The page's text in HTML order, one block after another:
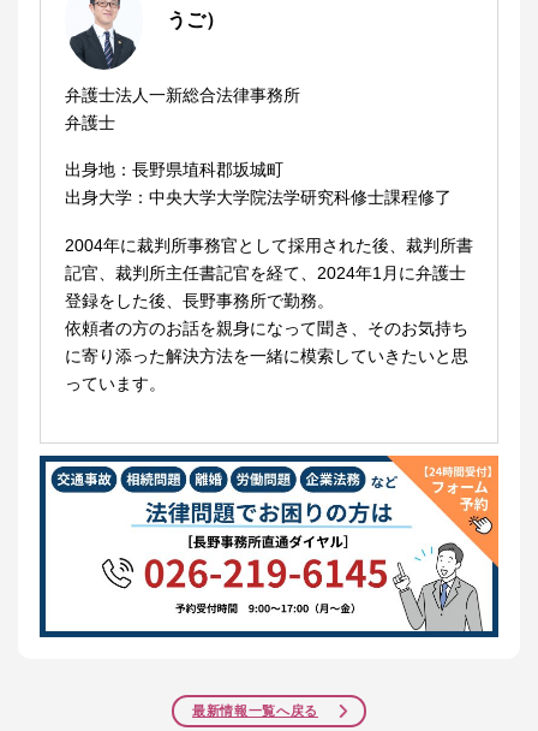
うご）
弁護士法人一新総合法律事務所
弁護士
出身地：長野県埴科郡坂城町
出身大学：中央大学大学院法学研究科修士課程修了
2004年に裁判所事務官として採用された後、裁判所書
記官、裁判所主任書記官を経て、2024年1月に弁護士
登録をした後、長野事務所で勤務。
依頼者の方のお話を親身になって聞き、そのお気持ち
に寄り添った解決方法を一緒に模索していきたいと思
っています。
最新情報一覧へ戻る